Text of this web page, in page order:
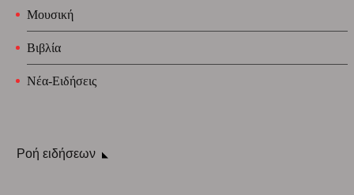
Μουσική
Βιβλία
Νέα-Ειδήσεις
Ροή ειδήσεων